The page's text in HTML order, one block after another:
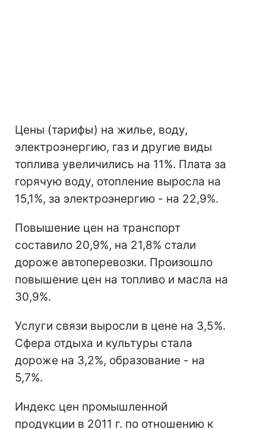
Цены (тарифы) на жилье, воду,
электроэнергию, газ и другие виды
топлива увеличились на 11%. Плата за
горячую воду, отопление выросла на
15,1%, за электроэнергию - на 22,9%.
Повышение цен на транспорт
составило 20,9%, на 21,8% стали
дороже автоперевозки. Произошло
повышение цен на топливо и масла на
30,9%.
Услуги связи выросли в цене на 3,5%.
Сфера отдыха и культуры стала
дороже на 3,2%, образование - на
5,7%.
Индекс цен промышленной
продукции в 2011 г. по отношению к